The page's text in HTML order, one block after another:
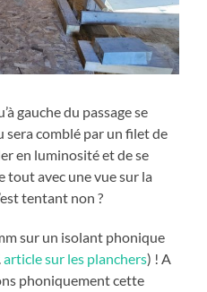
gauche du passage se
comblé par un filet de
en luminosité et de se
tout avec une vue sur la
tentant non ?
sur un isolant phonique
article sur les planchers) ! A
phoniquement cette